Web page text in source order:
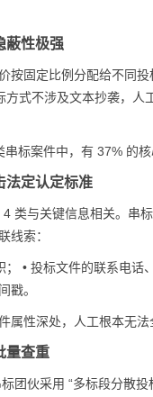
蔽性极强
按固定比例分配给不同
方式不涉及文本抄袭，
标案件中，有 37% 的
法定认定标准
类与关键信息相关。串
线索：
； • 投标文件的联系电话
戳。
属性深处，人工根本无法
量查重
团伙采用 “多标段分散